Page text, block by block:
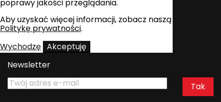
poprawy jakości przeglądania.
Aby uzyskać więcej informacji, zobacz naszą
Politykę prywatności.
Wychodzę Akceptuję
Newsletter